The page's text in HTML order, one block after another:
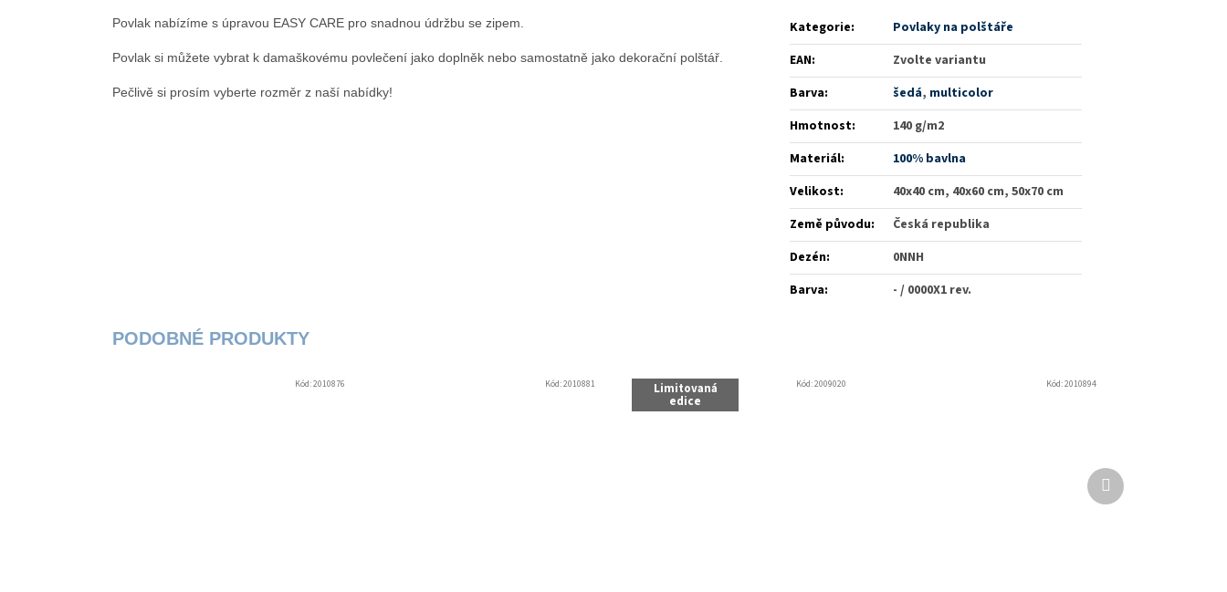
Povlak nabízíme s úpravou EASY CARE pro snadnou údržbu se zipem.
Povlak si můžete vybrat k damaškovému povlečení jako doplněk nebo samostatně jako dekorační polštář.
Pečlivě si prosím vyberte rozměr z naší nabídky!
Kategorie:
Povlaky na polštáře
EAN:
Zvolte variantu
Barva: šedá, multicolor
Hmotnost:
140 g/m2
Materiál:
100% bavlna
Velikost:
40x40 cm, 40x60 cm, 50x70 cm
Země původu:
Česká republika
Dezén:
0NNH
Barva: - / 0000X1 rev.
Kód:2010876 Kód:2010881 Limitovaná
edice
Kód:2009020 Kód:2010894
Další
produkt